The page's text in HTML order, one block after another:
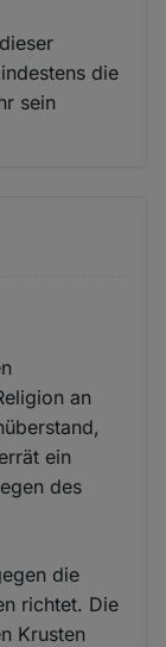
die
sein
an
ein
des
die
richtet. Die
Krusten